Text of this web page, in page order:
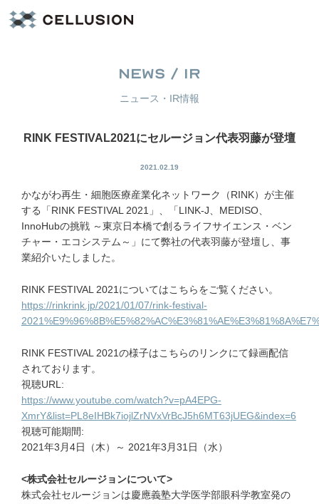
NEWS / IR
ニュース・IR情報
RINK FESTIVAL2021にセルージョン代表羽藤が登壇
2021.02.19
かながわ再生・細胞医療産業化ネットワーク（RINK）が主催
する「RINK FESTIVAL 2021」、「LINK-J、MEDISO、
InnoHubの挑戦 ～東京日本橋で創るライフサイエンス・ベン
チャー・エコシステム～」にて弊社の代表羽藤が登壇し、事
業紹介いたしました。
RINK FESTIVAL 2021についてはこちらをご覧ください。
https://rinkrink.jp/2021/01/07/rink-festival-
RINK FESTIVAL 2021の様子はこちらのリンクにて録画配信
されております。
視聴URL:
https://www.youtube.com/watch?v=pA4EPG-
XmrY&list=PL8eIHBk7iojlZrNVxVrBcJ5h6MT63jUEG&index=6
視聴可能期間:
2021年3月4日（木）～ 2021年3月31日（水）
<株式会社セルージョンについて>
株式会社セルージョンは慶應義塾大学医学部眼科学教室発の